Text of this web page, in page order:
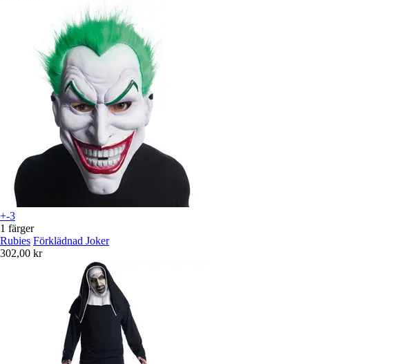
+-3
1 färger
Rubies Förklädnad Joker
302,00 kr